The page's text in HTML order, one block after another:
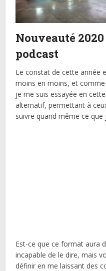
Nouveauté
podcast
Le constat de cette année
moins en moins, et
je me suis essayée en
alternatif, permettant à
suivre quand même ce que
Est-ce que ce format aura
incapable de le dire, mais
définir en me laissant des